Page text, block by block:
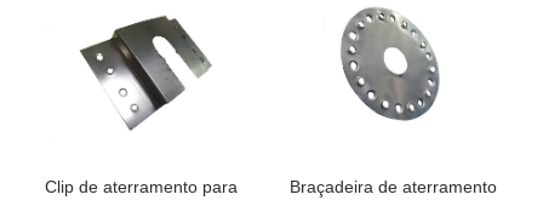
Clip de aterramento para
Braçadeira de aterramento